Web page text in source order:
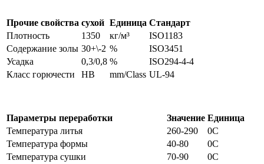
Прочие свойства сухой Единица Стандарт
Плотность
1350 кг/м³
ISO1183
Содержание золы 30+\-2 %
ISO3451
Усадка
0,3/0,8 %
ISO294-4-4
Класс горючести
HB mm/Class UL-94
Параметры переработки Значение Единица
Температура литья
260-290
0С
Температура формы
40-80
0С
Температура сушки
70-90
0С